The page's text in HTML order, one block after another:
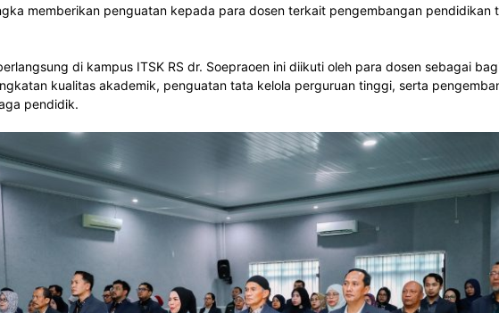
memberikan penguatan kepada para dosen terkait pengembangan pendidikan
di kampus ITSK RS dr. Soepraoen ini diikuti oleh para dosen sebagai
kualitas akademik, penguatan tata kelola perguruan tinggi, serta
pendidik.